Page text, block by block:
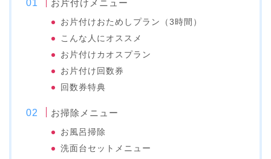
お片付けメニュー
お片付けおためしプラン（3時間）
こんな人にオススメ
お片付けカオスプラン
お片付け回数券
回数券特典
お掃除メニュー
お風呂掃除
洗面台セットメニュー